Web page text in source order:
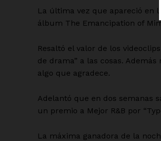
La última vez que apareció en
álbum The Emancipation of
Resaltó el valor de los
de drama” a las cosas.
algo que agradece.
Adelantó que en dos semanas
un premio a Mejor R&B por
La máxima ganadora de la